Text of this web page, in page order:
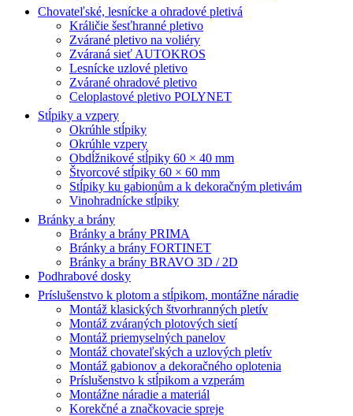
Chovateľské, lesnícke a ohradové pletivá
Králičie šesťhranné pletivo
Zvárané pletivo na voliéry
Zváraná sieť AUTOKROS
Lesnícke uzlové pletivo
Zvárané ohradové pletivo
Celoplastové pletivo POLYNET
Stĺpiky a vzpery
Okrúhle stĺpiky
Okrúhle vzpery
Obdĺžnikové stĺpiky 60 × 40 mm
Štvorcové stĺpiky 60 × 60 mm
Stĺpiky ku gabionům a k dekoračným pletivám
Vinohradnícke stĺpiky
Bránky a brány
Bránky a brány PRIMA
Bránky a brány FORTINET
Bránky a brány BRAVO 3D / 2D
Podhrabové dosky
Príslušenstvo k plotom a stĺpikom, montážne náradie
Montáž klasických štvorhranných pletív
Montáž zváraných plotových sietí
Montáž priemyselných panelov
Montáž chovateľských a uzlových pletív
Montáž gabionov a dekoračného oplotenia
Príslušenstvo k stĺpikom a vzperám
Montážne náradie a materiál
Korekčné a značkovacie spreje